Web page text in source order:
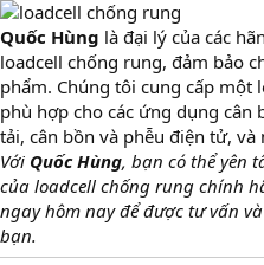
Quốc Hùng là đại lý của các
loadcell chống rung, đảm bảo
phẩm. Chúng tôi cung cấp một
phù hợp cho các ứng dụng cân
tải, cân bồn và phễu điện tử,
Với Quốc Hùng, bạn có thể yên
của loadcell chống rung chính
ngay hôm nay để được tư vấn
bạn.